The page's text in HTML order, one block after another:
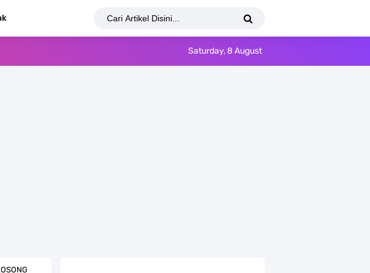
Saturday, 8 August